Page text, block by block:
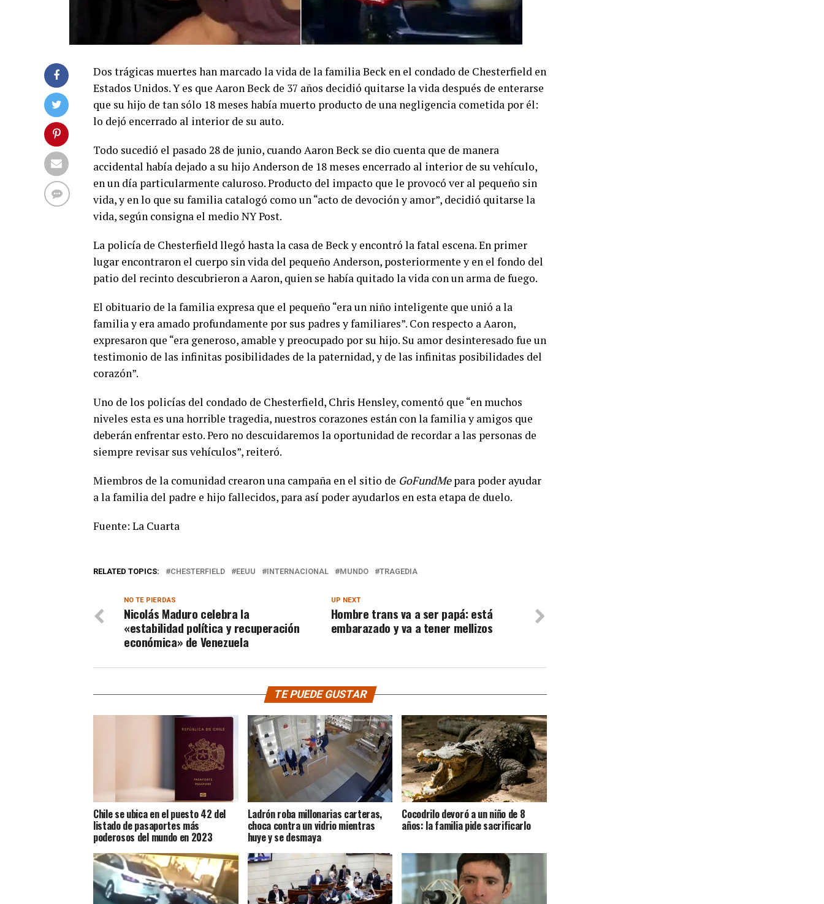
Dos trágicas muertes han marcado la vida de la familia Beck en el condado de Chesterfield en
Estados Unidos. Y es que Aaron Beck de 37 años decidió quitarse la vida después de enterarse
que su hijo de tan sólo 18 meses había muerto producto de una negligencia cometida por él:
lo dejó encerrado al interior de su auto.
Todo sucedió el pasado 28 de junio, cuando Aaron Beck se dio cuenta que de manera
accidental había dejado a su hijo Anderson de 18 meses encerrado al interior de su vehículo,
en un día particularmente caluroso. Producto del impacto que le provocó ver al pequeño sin
vida, y en lo que su familia catalogó como un “acto de devoción y amor”, decidió quitarse la
vida, según consigna el medio NY Post.
La policía de Chesterfield llegó hasta la casa de Beck y encontró la fatal escena. En primer
lugar encontraron el cuerpo sin vida del pequeño Anderson, posteriormente y en el fondo del
patio del recinto descubrieron a Aaron, quien se había quitado la vida con un arma de fuego.
El obituario de la familia expresa que el pequeño “era un niño inteligente que unió a la
familia y era amado profundamente por sus padres y familiares”. Con respecto a Aaron,
expresaron que “era generoso, amable y preocupado por su hijo. Su amor desinteresado fue un
testimonio de las infinitas posibilidades de la paternidad, y de las infinitas posibilidades del
corazón”.
Uno de los policías del condado de Chesterfield, Chris Hensley, comentó que “en muchos
niveles esta es una horrible tragedia, nuestros corazones están con la familia y amigos que
deberán enfrentar esto. Pero no descuidaremos la oportunidad de recordar a las personas de
siempre revisar sus vehículos”, reiteró.
Miembros de la comunidad crearon una campaña en el sitio de GoFundMepara poder ayudar
a la familia del padre e hijo fallecidos, para así poder ayudarlos en esta etapa de duelo.
Fuente: La Cuarta
RELATED TOPICS: CHESTERFIELD EEUU INTERNACIONAL MUNDO TRAGEDIA
UP NEXT
Hombre trans va a ser papá: está
embarazado y va a tener mellizos
NO TE PIERDAS
Nicolás Maduro celebra la
«estabilidad política y recuperación
económica» de Venezuela
TE PUEDE GUSTAR
Chile se ubica en el puesto 42 del
listado de pasaportes más
poderosos del mundo en 2023
Ladrón roba millonarias carteras,
choca contra un vidrio mientras
huye y se desmaya
Cocodrilo devoró a un niño de 8
años: la familia pide sacrificarlo